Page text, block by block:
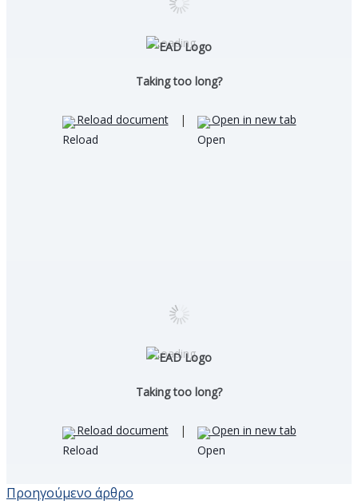
Loading…
Taking too long?
Reload document | Open in new tab
Loading…
Taking too long?
Reload document | Open in new tab
Προηγούμενο άρθρο